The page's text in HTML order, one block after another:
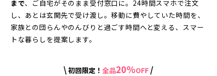
まで、ご自宅がそのまま受付窓口に。 24時間スマホで注文
し、あとは玄関先で受け渡し。移動に費やしていた時間を、
家族との団らんやのんびりと過ごす時間へと変える、 スマー
トな暮らしを提案します。
\ 初回限定！ 全品20%OFF /